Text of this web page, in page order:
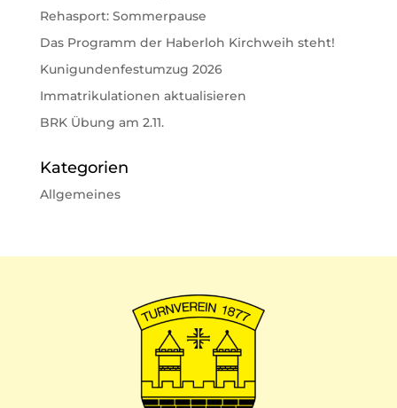
Rehasport: Sommerpause
Das Programm der Haberloh Kirchweih steht!
Kunigundenfestumzug 2026
Immatrikulationen aktualisieren
BRK Übung am 2.11.
Kategorien
Allgemeines